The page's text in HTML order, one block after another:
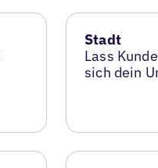
Stadt
Lass
sich dein